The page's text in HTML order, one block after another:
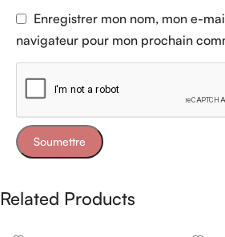
Enregistrer mon nom, mon e-
navigateur pour mon prochain
Related Products